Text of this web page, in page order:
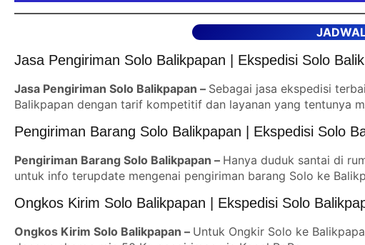
Jasa Pengiriman Solo Balikpapan | Ekspedisi Solo
Jasa Pengiriman Solo Balikpapan – Sebagai jasa ekspedisi
Balikpapan dengan tarif kompetitif dan layanan yang tentunya
Pengiriman Barang Solo Balikpapan | Ekspedisi Solo
Pengiriman Barang Solo Balikpapan – Hanya duduk santai di
untuk info terupdate mengenai pengiriman barang Solo ke
Ongkos Kirim Solo Balikpapan | Ekspedisi Solo
Ongkos Kirim Solo Balikpapan – Untuk Ongkir Solo ke